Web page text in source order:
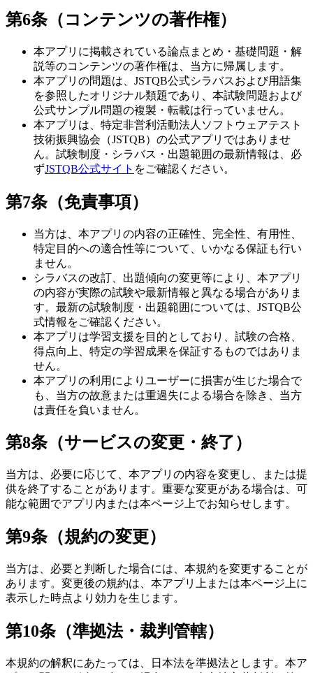
第6条（コンテンツの著作権）
本アプリに掲載されている論点まとめ・基礎問題・解
説等のコンテンツの著作権は、当方に帰属します。
本アプリの問題は、JSTQB公式シラバスおよび用語集
を参照したオリジナル類題であり、本試験問題および
公式サンプル問題の複製・転載は行っていません。
本アプリは、特定非営利活動法人ソフトウェアテスト
技術振興協会（JSTQB）の公式アプリではありませ
ん。試験制度・シラバス・出題範囲の最新情報は、必
ずJSTQB公式サイト をご確認ください。
第7条（免責事項）
当方は、本アプリの内容の正確性、完全性、有用性、
特定目的への適合性等について、いかなる保証も行い
ません。
シラバスの改訂、出題傾向の変更等により、本アプリ
の内容が実際の試験や最新情報と異なる場合がありま
す。最新の試験制度・出題範囲については、JSTQB公
式情報をご確認ください。
本アプリは学習支援を目的としており、試験の合格、
得点向上、特定の学習成果を保証するものではありま
せん。
本アプリの利用によりユーザーに損害が生じた場合で
も、当方の故意または重過失による場合を除き、当方
は責任を負いません。
第8条（サービスの変更・終了）
当方は、必要に応じて、本アプリの内容を変更し、または提
供を終了することがあります。重要な変更がある場合は、可
能な範囲でアプリ内または本ページ上でお知らせします。
第9条（規約の変更）
当方は、必要と判断した場合には、本規約を変更することが
あります。変更後の規約は、本アプリ上または本ページ上に
表示した時点より効力を生じます。
第10条（準拠法・裁判管轄）
本規約の解釈にあたっては、日本法を準拠法とします。本ア